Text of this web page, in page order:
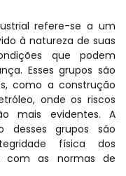
refere-se a um
à natureza de suas
que podem
Esses grupos são
como a construção
onde os riscos
mais evidentes. A
desses grupos são
física dos
com as normas de